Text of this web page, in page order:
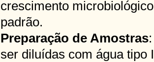
crescimento
padrão.
Preparação de Amostras
ser diluídas com água tipo